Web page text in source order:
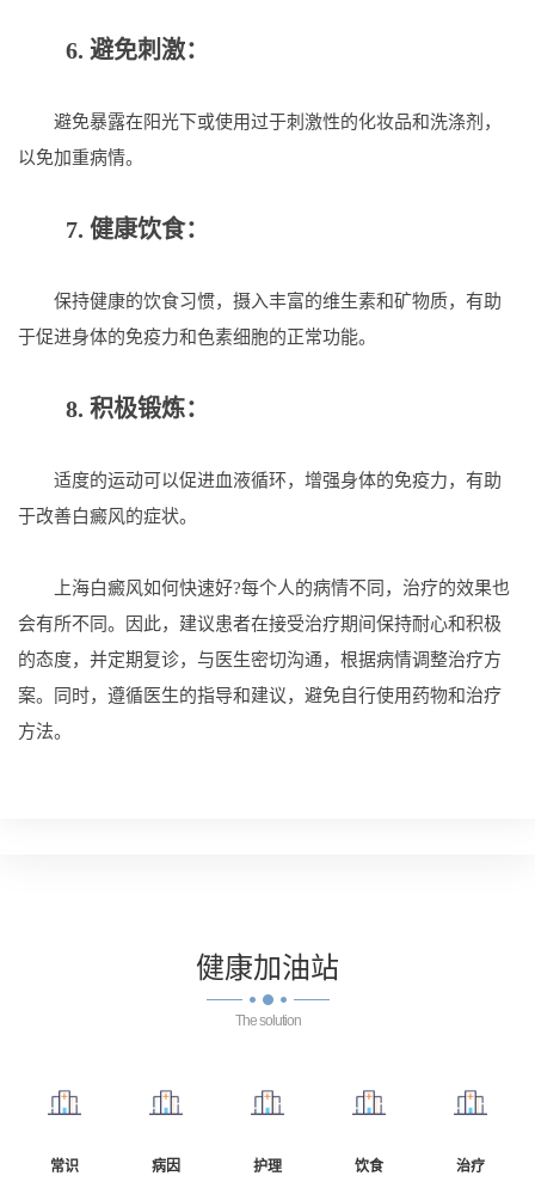
6. 避免刺激：
避免暴露在阳光下或使用过于刺激性的化妆品和洗涤剂，
以免加重病情。
7. 健康饮食：
保持健康的饮食习惯，摄入丰富的维生素和矿物质，有助
于促进身体的免疫力和色素细胞的正常功能。
8. 积极锻炼：
适度的运动可以促进血液循环，增强身体的免疫力，有助
于改善白癜风的症状。
上海白癜风如何快速好?每个人的病情不同，治疗的效果也
会有所不同。因此，建议患者在接受治疗期间保持耐心和积极
的态度，并定期复诊，与医生密切沟通，根据病情调整治疗方
案。同时，遵循医生的指导和建议，避免自行使用药物和治疗
方法。
健康加油站
The solution
常识 病因 护理 饮食 治疗